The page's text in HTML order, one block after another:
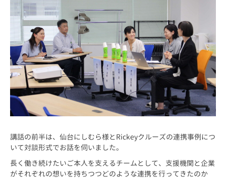
講話の前半は、仙台にしむら様とRickeyクルーズの連携事例につ
いて対談形式でお話を伺いました。
長く働き続けたいご本人を支えるチームとして、支援機関と企業
がそれぞれの想いを持ちつつどのような連携を行ってきたのか